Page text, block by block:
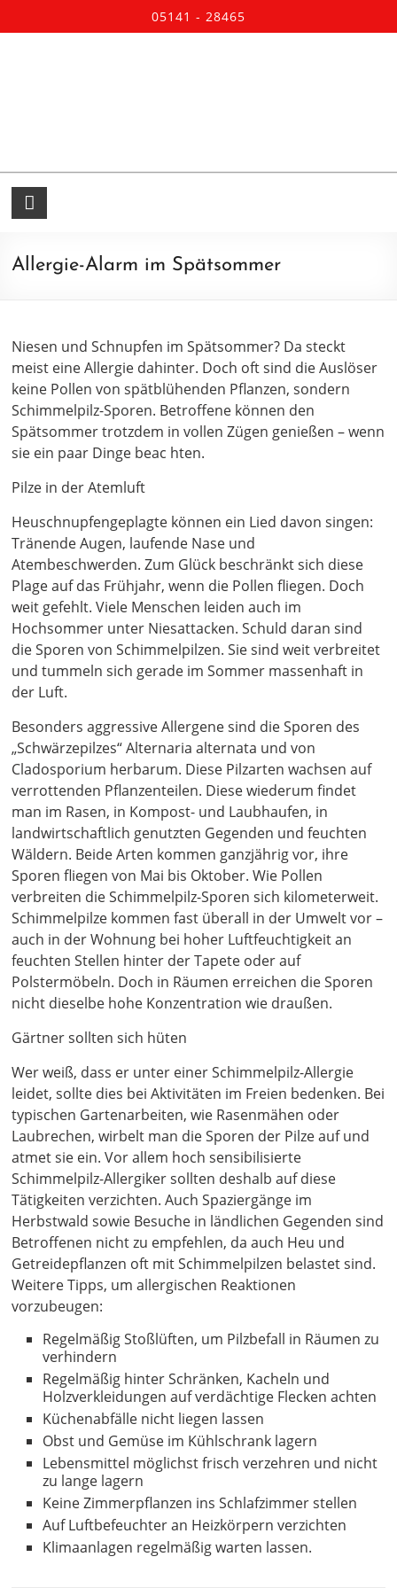
05141 - 28465
Allergie-Alarm im Spätsommer
Niesen und Schnupfen im Spätsommer? Da steckt
meist eine Allergie dahinter. Doch oft sind die Auslöser
keine Pollen von spätblühenden Pflanzen, sondern
Schimmelpilz-Sporen. Betroffene können den
Spätsommer trotzdem in vollen Zügen genießen – wenn
sie ein paar Dinge beac hten.
Pilze in der Atemluft
Heuschnupfengeplagte können ein Lied davon singen:
Tränende Augen, laufende Nase und
Atembeschwerden. Zum Glück beschränkt sich diese
Plage auf das Frühjahr, wenn die Pollen fliegen. Doch
weit gefehlt. Viele Menschen leiden auch im
Hochsommer unter Niesattacken. Schuld daran sind
die Sporen von Schimmelpilzen. Sie sind weit verbreitet
und tummeln sich gerade im Sommer massenhaft in
der Luft.
Besonders aggressive Allergene sind die Sporen des
„Schwärzepilzes“ Alternaria alternata und von
Cladosporium herbarum. Diese Pilzarten wachsen auf
verrottenden Pflanzenteilen. Diese wiederum findet
man im Rasen, in Kompost- und Laubhaufen, in
landwirtschaftlich genutzten Gegenden und feuchten
Wäldern. Beide Arten kommen ganzjährig vor, ihre
Sporen fliegen von Mai bis Oktober. Wie Pollen
verbreiten die Schimmelpilz-Sporen sich kilometerweit.
Schimmelpilze kommen fast überall in der Umwelt vor –
auch in der Wohnung bei hoher Luftfeuchtigkeit an
feuchten Stellen hinter der Tapete oder auf
Polstermöbeln. Doch in Räumen erreichen die Sporen
nicht dieselbe hohe Konzentration wie draußen.
Gärtner sollten sich hüten
Wer weiß, dass er unter einer Schimmelpilz-Allergie
leidet, sollte dies bei Aktivitäten im Freien bedenken. Bei
typischen Gartenarbeiten, wie Rasenmähen oder
Laubrechen, wirbelt man die Sporen der Pilze auf und
atmet sie ein. Vor allem hoch sensibilisierte
Schimmelpilz-Allergiker sollten deshalb auf diese
Tätigkeiten verzichten. Auch Spaziergänge im
Herbstwald sowie Besuche in ländlichen Gegenden sind
Betroffenen nicht zu empfehlen, da auch Heu und
Getreidepflanzen oft mit Schimmelpilzen belastet sind.
Weitere Tipps, um allergischen Reaktionen
vorzubeugen:
Regelmäßig Stoßlüften, um Pilzbefall in Räumen zu
verhindern
Regelmäßig hinter Schränken, Kacheln und
Holzverkleidungen auf verdächtige Flecken achten
Küchenabfälle nicht liegen lassen
Obst und Gemüse im Kühlschrank lagern
Lebensmittel möglichst frisch verzehren und nicht
zu lange lagern
Keine Zimmerpflanzen ins Schlafzimmer stellen
Auf Luftbefeuchter an Heizkörpern verzichten
Klimaanlagen regelmäßig warten lassen.